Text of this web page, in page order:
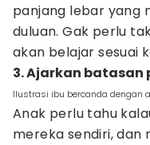
panjang lebar yang
duluan. Gak perlu
akan belajar sesuai
3. Ajarkan batasan
Ilustrasi ibu bercanda dengan
Anak perlu tahu
mereka sendiri, dan